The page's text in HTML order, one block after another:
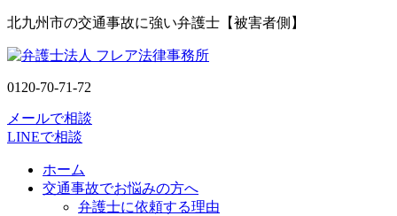
北九州市の交通事故に強い弁護士【被害者側】
0120-70-71-72
メールで相談
LINEで相談
ホーム
交通事故でお悩みの方へ
弁護士に依頼する理由